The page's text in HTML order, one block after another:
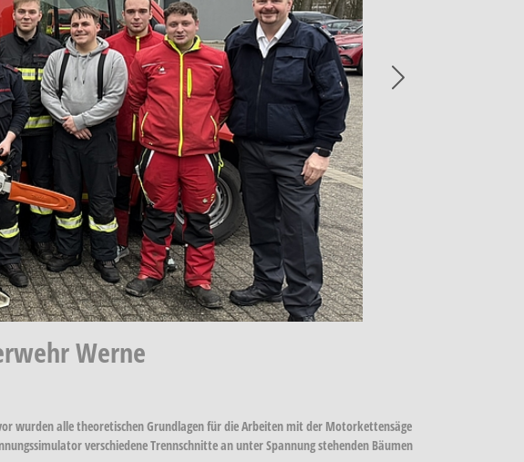
Werne
wurden alle theoretischen Grundlagen für die Arbeiten mit der Motorkettensäge
verschiedene Trennschnitte an unter Spannung stehenden Bäumen